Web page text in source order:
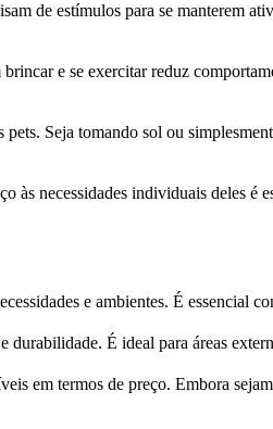
de estímulos para se manterem
e se exercitar reduz
Seja tomando sol ou
às necessidades individuais deles é
e ambientes. É essencial
É ideal para áreas
em termos de preço. Embora